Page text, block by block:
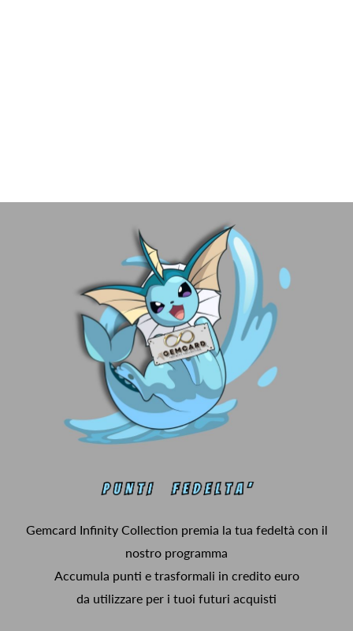
Gemcard Infinity Collection premia la tua fedeltà con il
nostro programma
Accumula punti e trasformali in credito euro
da utilizzare per i tuoi futuri acquisti